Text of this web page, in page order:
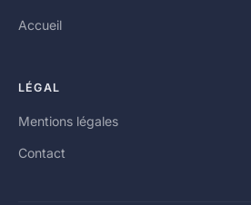
Accueil
LÉGAL
Mentions légales
Contact